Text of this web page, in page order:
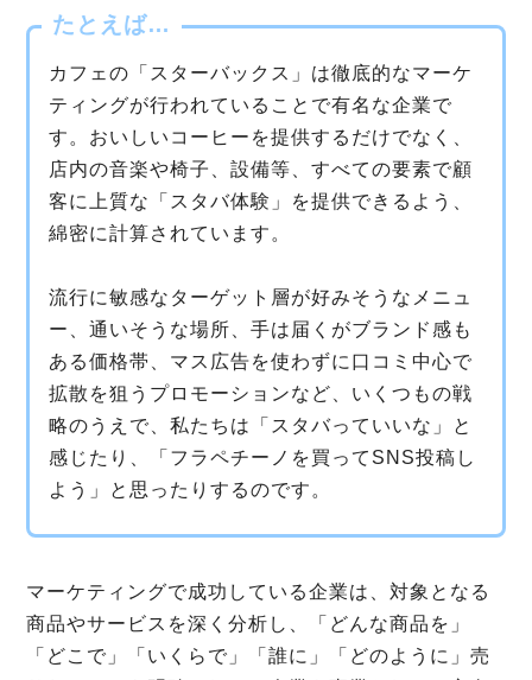
たとえば…
カフェの「スターバックス」は徹底的なマーケ
ティングが行われていることで有名な企業で
す。おいしいコーヒーを提供するだけでなく、
店内の音楽や椅子、設備等、すべての要素で顧
客に上質な「スタバ体験」を提供できるよう、
綿密に計算されています。
流行に敏感なターゲット層が好みそうなメニュ
ー、通いそうな場所、手は届くがブランド感も
ある価格帯、マス広告を使わずに口コミ中心で
拡散を狙うプロモーションなど、いくつもの戦
略のうえで、私たちは「スタバっていいな」と
感じたり、「フラペチーノを買ってSNS投稿し
よう」と思ったりするのです。
マーケティングで成功している企業は、対象となる
商品やサービスを深く分析し、「どんな商品を」
「どこで」「いくらで」「誰に」「どのように」売